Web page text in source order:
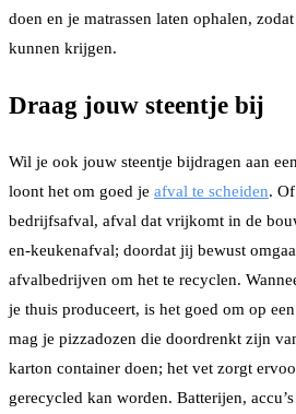
doen en je matrassen laten ophalen,
kunnen krijgen.
Draag jouw steentje bij
Wil je ook jouw steentje bijdragen aan
loont het om goed je afval te scheiden.
bedrijfsafval, afval dat vrijkomt in de
en-keukenafval; doordat jij bewust
afvalbedrijven om het te recyclen.
je thuis produceert, is het goed om op
mag je pizzadozen die doordrenkt zijn
karton container doen; het vet zorgt
gerecycled kan worden. Batterijen,